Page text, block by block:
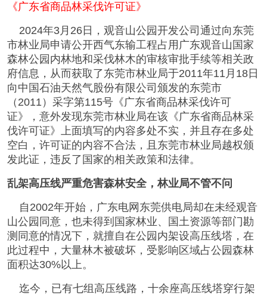
《广东省商品林采伐许可证》
2024年3月26日，观音山公园开发公司通过向东莞
市林业局申请公开西气东输工程占用广东观音山国家
森林公园内林地和采伐林木的审核审批手续等相关政
府信息，从而获取了东莞市林业局于2011年11月18日
向中国石油天然气股份有限公司颁发的东莞市
（2011）采字第115号《广东省商品林采伐许可
证》，意外发现东莞市林业局在该《广东省商品林采
伐许可证》上面填写的内容多处不实，并且存在多处
空白，许可证的内容不合法，且东莞市林业局越权颁
发此证，违反了国家的相关政策和法律。
乱架高压线严重危害森林安全，林业局不管不问
自2002年开始，广东电网东莞供电局却在未经观音
山公园同意，也未得到国家林业、国土资源等部门勘
测同意的情况下，就擅自在公园内架设高压线塔，在
此过程中，大量林木被破坏，受影响区域占公园森林
面积达30%以上。
迄今，已有七组高压线路，十余座高压线塔穿行架